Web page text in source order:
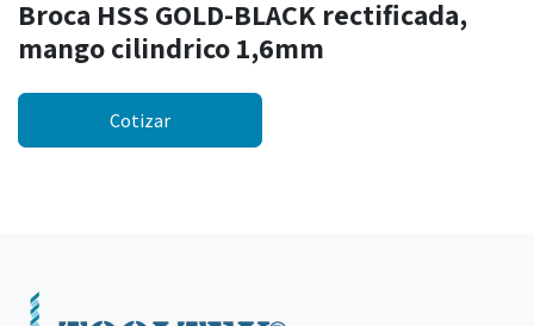
Broca HSS GOLD-BLACK rectificada,
mango cilindrico 1,6mm
Cotizar